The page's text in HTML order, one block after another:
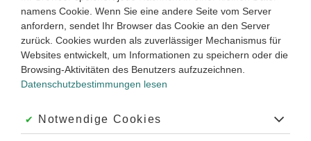
Eine geschlossene Anordnung auselektrischen Leitern ,
Schaltelementen (z. B.Lichtquelle,KondensatoroderSpule
undSpannungsquellen, durch die ein elektrischer Strom
fließen kann.
Gleichstrom- undWechselstromkreisen
. In letzteren zeigen
namens Cookie. Wenn Sie eine andere Seite vom Server
anfordern, sendet Ihr Browser das Cookie an den Server
zurück. Cookies wurden als zuverlässiger Mechanismus für
Websites entwickelt, um Informationen zu speichern oder die
Browsing-Aktivitäten des Benutzers aufzuzeichnen.
Datenschutzbestimmungen lesen
Akzeptiert:
Notwendige Cookies